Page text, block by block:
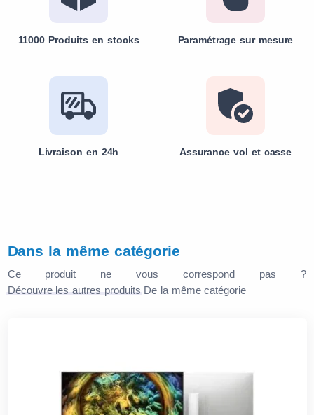
11000 Produits en stocks Paramétrage sur mesure
Livraison en 24h Assurance vol et casse
Dans la même catégorie
Ce produit ne vous correspond pas ?
Découvre les autres produits De la même catégorie